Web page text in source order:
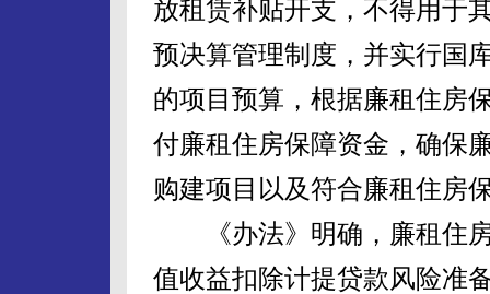
放租赁补贴开支，不得用于
预决算管理制度，并实行国
的项目预算，根据廉租住房
付廉租住房保障资金，确保
购建项目以及符合廉租住房
《办法》明确，廉租住房
值收益扣除计提贷款风险准